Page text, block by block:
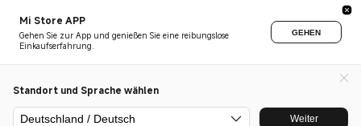
Mi Store APP
Gehen Sie zur App und genießen Sie eine reibungslose
Einkaufserfahrung.
GEHEN
Standort und Sprache wählen
Deutschland / Deutsch Weiter